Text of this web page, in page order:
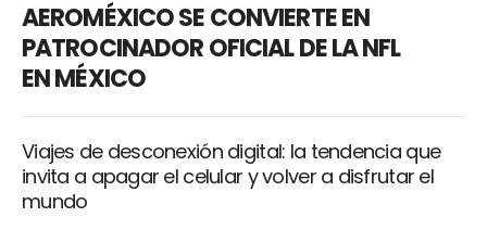
AEROMÉXICO SE CONVIERTE EN
PATROCINADOR OFICIAL DE LA NFL
EN MÉXICO
Viajes de desconexión digital: la tendencia que
invita a apagar el celular y volver a disfrutar el
mundo